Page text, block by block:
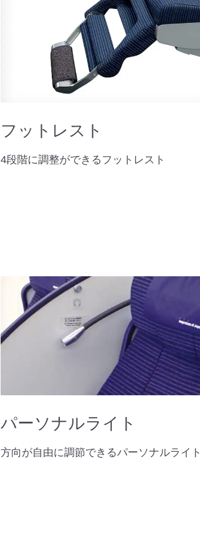
フットレスト
4段階に調整ができるフットレスト
パーソナルライト
方向が自由に調節できるパーソナルライト